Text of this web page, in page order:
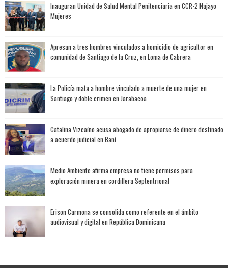
Inauguran Unidad de Salud Mental Penitenciaria en CCR-2 Najayo
Mujeres
Apresan a tres hombres vinculados a homicidio de agricultor en
comunidad de Santiago de la Cruz, en Loma de Cabrera
La Policía mata a hombre vinculado a muerte de una mujer en
Santiago y doble crimen en Jarabacoa
Catalina Vizcaíno acusa abogado de apropiarse de dinero destinado
a acuerdo judicial en Baní
Medio Ambiente afirma empresa no tiene permisos para
exploración minera en cordillera Septentrional
Erison Carmona se consolida como referente en el ámbito
audiovisual y digital en República Dominicana